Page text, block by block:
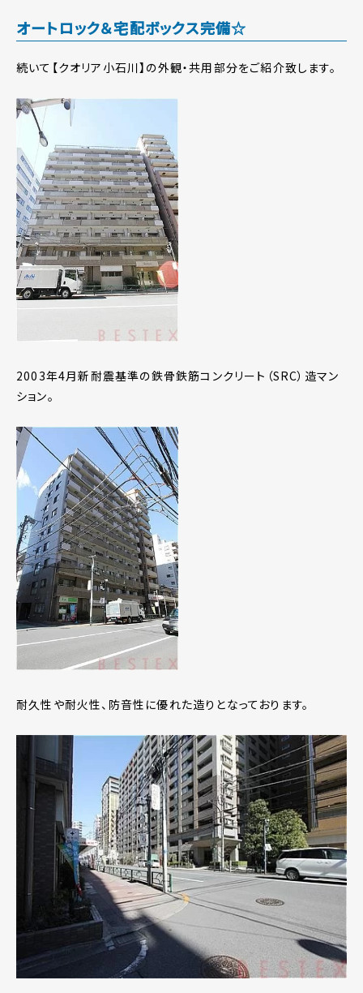
オートロック＆宅配ボックス完備☆
続いて【クオリア小石川】の外観・共用部分をご紹介致します。
2003年4月新耐震基準の鉄骨鉄筋コンクリート（SRC）造マン
ション。
耐久性や耐火性、防音性に優れた造りとなっております。